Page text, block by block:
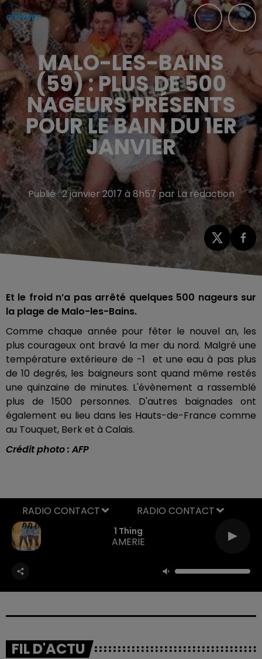
MALO-LES-BAINS
(59) : PLUS DE 500
NAGEURS PRÉSENTS
POUR LE BAIN DU 1ER
JANVIER
Publié : 2 janvier 2017 à 8h57 par La rédaction
Et le froid n’a pas arrêté quelques 500 nageurs sur
la plage de Malo-les-Bains.
Comme chaque année pour fêter le nouvel an, les
plus courageux ont bravé la mer du nord. Malgré une
température extérieure de -1 et une eau à pas plus
de 10 degrés, les baigneurs sont quand même restés
une quinzaine de minutes. L'évènement a rassemblé
plus de 1500 personnes. D'autres baignades ont
également eu lieu dans les Hauts-de-France comme
au Touquet, Berk et à Calais.
Crédit photo : AFP
1 Thing
AMERIE
RADIO CONTACT
FIL D'ACTU